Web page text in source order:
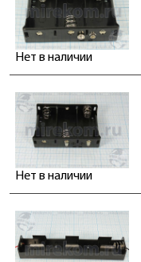
Нет в наличии
Нет в наличии